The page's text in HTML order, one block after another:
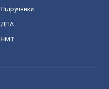
Підручники
ДПА
НМТ